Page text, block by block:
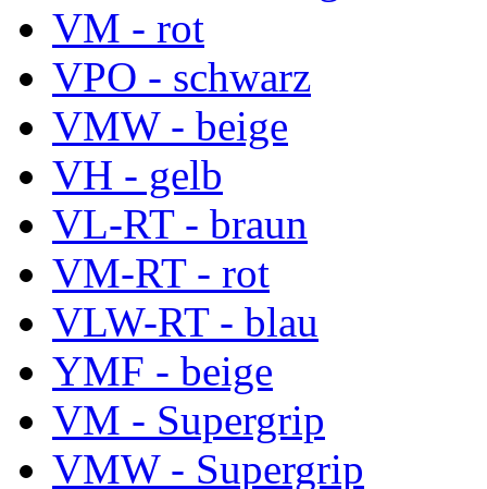
VM - rot
VPO - schwarz
VMW - beige
VH - gelb
VL-RT - braun
VM-RT - rot
VLW-RT - blau
YMF - beige
VM - Supergrip
VMW - Supergrip